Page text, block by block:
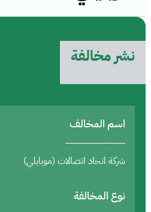
نشر مخالفة
اسم المخالف
شركة اتحاد اتصالات (موبايلي)
نوع المخالفة